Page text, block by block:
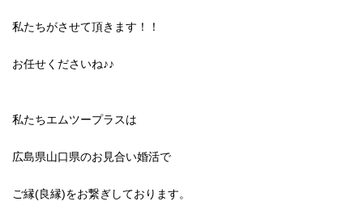
私たちがさせて頂きます！！
お任せくださいね♪♪
私たちエムツープラスは
広島県山口県のお見合い婚活で
ご縁(良縁)をお繋ぎしております。